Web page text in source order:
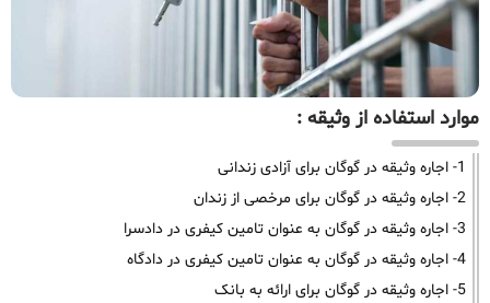
موارد استفاده از وثیقه :
1- اجاره وثیقه در گوگان برای آزادی زندانی
2- اجاره وثیقه در گوگان برای مرخصی از زندان
3- اجاره وثیقه در گوگان به عنوان تامین کیفری در دادسرا
4- اجاره وثیقه در گوگان به عنوان تامین کیفری در دادگاه
5- اجاره وثیقه در گوگان برای ارائه به بانک